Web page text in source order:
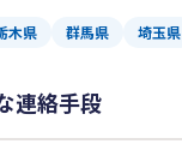
木県 群馬県 埼玉県
連絡手段